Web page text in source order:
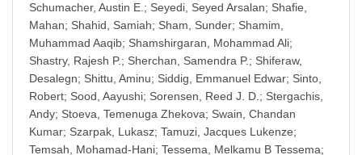
Schumacher, Austin E. ; Seyedi, Seyed Arsalan; Shafie,
Mahan; Shahid, Samiah; Sham, Sunder; Shamim,
Muhammad Aaqib; Shamshirgaran, Mohammad Ali;
Shastry, Rajesh P.; Sherchan, Samendra P.; Shiferaw,
Desalegn; Shittu, Aminu; Siddig, Emmanuel Edwar; Sinto,
Robert; Sood, Aayushi; Sorensen, Reed J. D. ; Stergachis,
Andy; Stoeva, Temenuga Zhekova; Swain, Chandan
Kumar; Szarpak, Lukasz; Tamuzi, Jacques Lukenze;
Temsah, Mohamad-Hani; Tessema, Melkamu B Tessema;